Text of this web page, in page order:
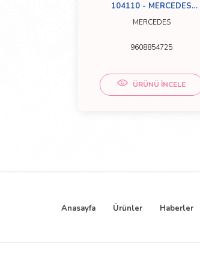
104110 - MERCEDES
TAMPON ACTROS MP4 SOL
KISA
MERCEDES
9608854725
ÜRÜNÜ İNCELE
Anasayfa Ürünler Haberler